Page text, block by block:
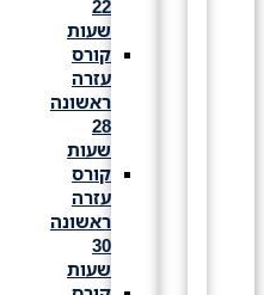
שעות
קורס
עזרה
ראשונה
שעות
קורס
עזרה
ראשונה
שעות